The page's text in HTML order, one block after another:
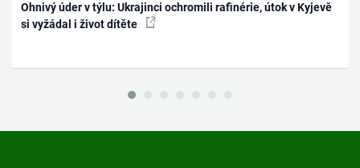
Ohnivý úder v týlu: Ukrajinci ochromili rafinérie, útok v Kyjevě
si vyžádal i život dítěte